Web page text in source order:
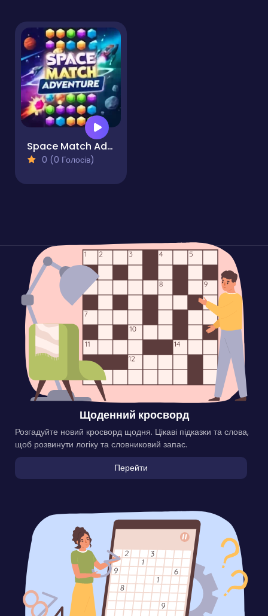
Space Match Adventure
0 (0 Голосів)
Щоденний кросворд
Розгадуйте новий кросворд щодня. Цікаві підказки та слова,
щоб розвинути логіку та словниковий запас.
Перейти